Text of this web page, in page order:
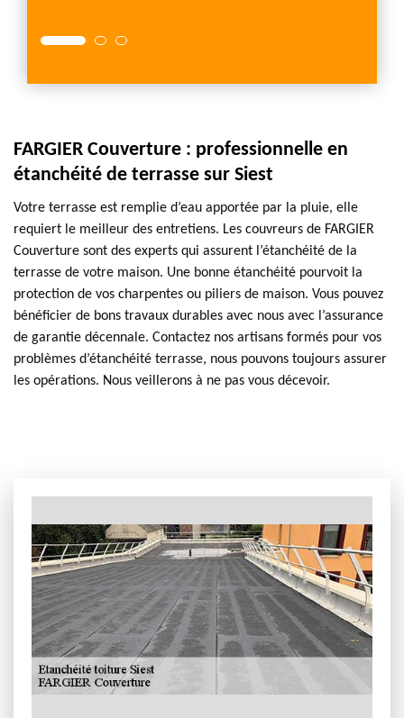
FARGIER Couverture : professionnelle en
étanchéité de terrasse sur Siest
Votre terrasse est remplie d’eau apportée par la pluie, elle
requiert le meilleur des entretiens. Les couvreurs de FARGIER
Couverture sont des experts qui assurent l’étanchéité de la
terrasse de votre maison. Une bonne étanchéité pourvoit la
protection de vos charpentes ou piliers de maison. Vous pouvez
bénéficier de bons travaux durables avec nous avec l’assurance
de garantie décennale. Contactez nos artisans formés pour vos
problèmes d’étanchéité terrasse, nous pouvons toujours assurer
les opérations. Nous veillerons à ne pas vous décevoir.